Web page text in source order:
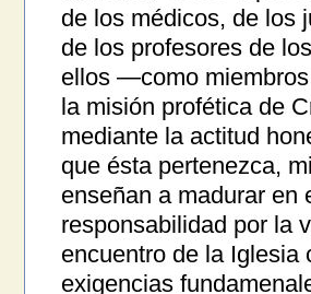
de los médicos, de los
de los profesores de
ellos —como
la misión profética de
mediante la actitud
que ésta pertenezca,
enseñan a madurar en
responsabilidad por la
encuentro de la Iglesia
exigencias